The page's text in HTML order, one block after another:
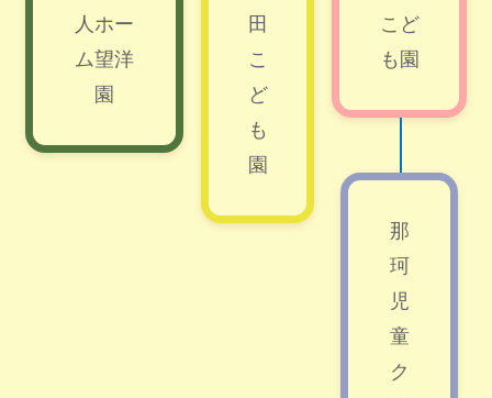
人ホー
ム望洋
園
田
こ
ど
も
園
こど
も園
那
珂
児
童
ク